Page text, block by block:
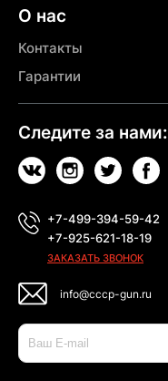
О нас
Контакты
Гарантии
Следите за нами:
+7-499-394-59-42
+7-925-621-18-19
ЗАКАЗАТЬ ЗВОНОК
info@cccp-gun.ru